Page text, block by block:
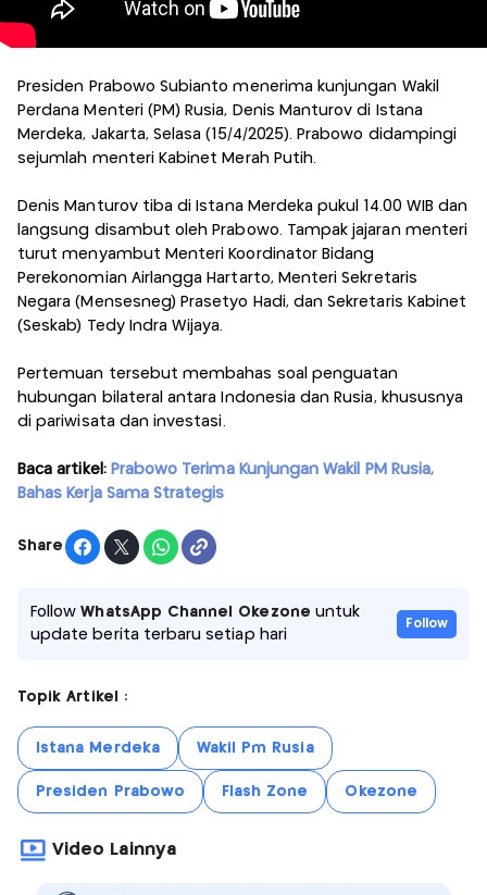
Presiden Prabowo Subianto menerima kunjungan Wakil
Perdana Menteri (PM) Rusia, Denis Manturov di Istana
Merdeka, Jakarta, Selasa (15/4/2025). Prabowo didampingi
sejumlah menteri Kabinet Merah Putih.
Denis Manturov tiba di Istana Merdeka pukul 14.00 WIB dan
langsung disambut oleh Prabowo. Tampak jajaran menteri
turut menyambut Menteri Koordinator Bidang
Perekonomian Airlangga Hartarto, Menteri Sekretaris
Negara (Mensesneg) Prasetyo Hadi, dan Sekretaris Kabinet
(Seskab) Tedy Indra Wijaya.
Pertemuan tersebut membahas soal penguatan
hubungan bilateral antara Indonesia dan Rusia, khususnya
di pariwisata dan investasi.
Baca artikel: Prabowo Terima Kunjungan Wakil PM Rusia,
Bahas Kerja Sama Strategis
Share
FollowWhatsApp Channel Okezone untuk
update berita terbaru setiap hari
Follow
Topik Artikel :
Istana Merdeka Wakil Pm Rusia
Presiden Prabowo Flash Zone Okezone
Video Lainnya